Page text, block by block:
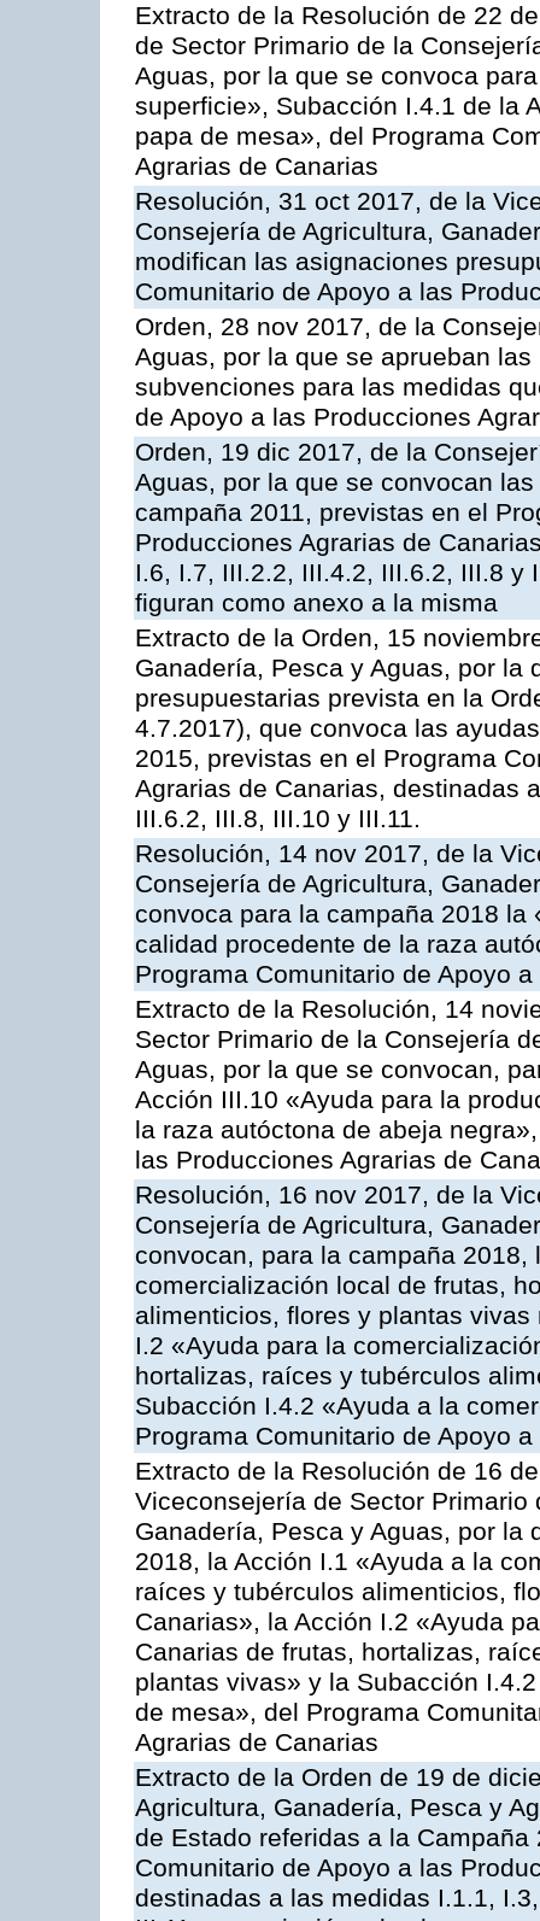
Extracto de la Resolución de 22
de Sector Primario de la
Aguas, por la que se convoca
superficie», Subacción I.4.1 de la
papa de mesa», del Programa
Agrarias de Canarias
Resolución, 31 oct 2017, de la
Consejería de Agricultura,
modifican las asignaciones
Comunitario de Apoyo a las
Orden, 28 nov 2017, de la
Aguas, por la que se aprueban
subvenciones para las medidas
de Apoyo a las Producciones
Orden, 19 dic 2017, de la
Aguas, por la que se convocan
campaña 2011, previstas en el
Producciones Agrarias de
I.6, I.7, III.2.2, III.4.2, III.6.2, III.8 y
figuran como anexo a la misma
Extracto de la Orden, 15
Ganadería, Pesca y Aguas, por la
presupuestarias prevista en la
4.7.2017), que convoca las
2015, previstas en el Programa
Agrarias de Canarias, destinadas
III.6.2, III.8, III.10 y III.11.
Resolución, 14 nov 2017, de la
Consejería de Agricultura,
convoca para la campaña 2018
calidad procedente de la raza
Programa Comunitario de Apoyo
Extracto de la Resolución, 14
Sector Primario de la Consejería
Aguas, por la que se convocan,
Acción III.10 «Ayuda para la
la raza autóctona de abeja
las Producciones Agrarias de
Resolución, 16 nov 2017, de la
Consejería de Agricultura,
convocan, para la campaña 2018,
comercialización local de frutas,
alimenticios, flores y plantas
I.2 «Ayuda para la
hortalizas, raíces y tubérculos
Subacción I.4.2 «Ayuda a la
Programa Comunitario de Apoyo
Extracto de la Resolución de 16
Viceconsejería de Sector
Ganadería, Pesca y Aguas, por la
2018, la Acción I.1 «Ayuda a la
raíces y tubérculos alimenticios,
Canarias», la Acción I.2 «Ayuda
Canarias de frutas, hortalizas,
plantas vivas» y la Subacción
de mesa», del Programa
Agrarias de Canarias
Extracto de la Orden de 19 de
Agricultura, Ganadería, Pesca y
de Estado referidas a la
Comunitario de Apoyo a las
destinadas a las medidas I.1.1,